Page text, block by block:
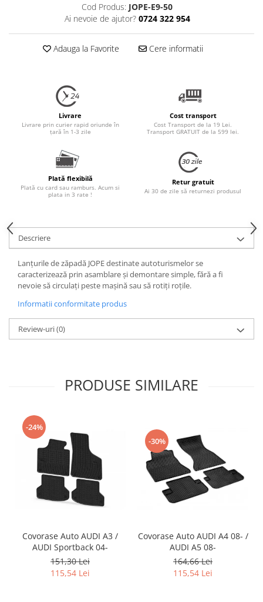
Lichide Răcire Vehicule Comerciale
Lichide Frână Autoturisme
Lichide Pentru Punți și Universale
Lichide Suspensie
Lichide Suspensie Motociclete
Lichide Întreținere
Lichide Întreținere Autoturisme
Lichide Întreținere Camioane
Lichide Întreținere Utilaje
Lubrifianți Industriali
Chimicale
Unsori
Produse Întreținere
Mâini
Accesorii Auto
Covorase Auto
Intretinere & cosmetica auto
Cod Produs: JOPE-E9-50
Ai nevoie de ajutor? 0724 322 954
Adauga la Favorite Cere informatii
Livrare
Livrare prin curier rapid oriunde în
țară în 1-3 zile
Cost transport
Cost Transport de la 19 Lei.
Transport GRATUIT de la 599 lei.
Plată flexibilă
Plată cu card sau ramburs. Acum si
plata in 3 rate !
Retur gratuit
Ai 30 de zile să returnezi produsul
Descriere
Lanțurile de zăpadă JOPE destinate autoturismelor se
caracterizează prin asamblare și demontare simple, fără a fi
nevoie să circulați peste mașină sau să rotiți roțile.
Informatii conformitate produs
Review-uri(0)
PRODUSE SIMILARE
-24%
Covorase Auto AUDI A3 /
AUDI Sportback 04-
151,30 Lei
115,54 Lei
-30%
Covorase Auto AUDI A4 08- /
AUDI A5 08-
164,66 Lei
115,54 Lei